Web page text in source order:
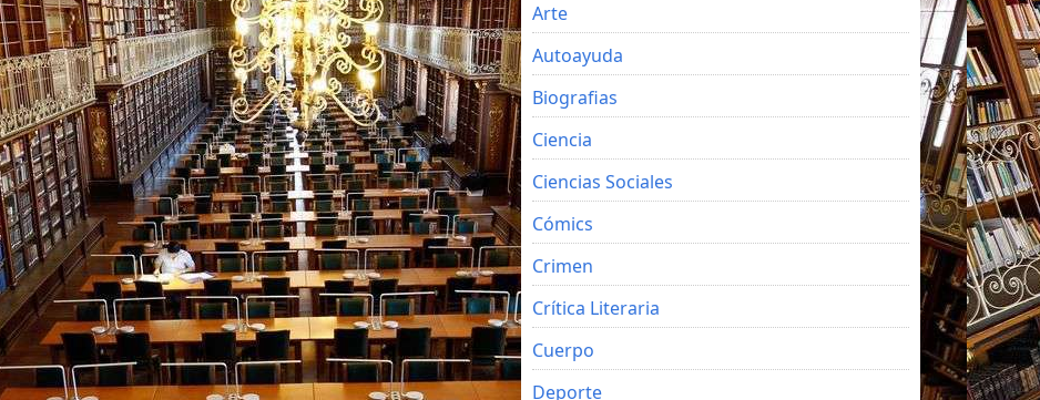
Arte
Autoayuda
Biografias
Ciencia
Ciencias Sociales
Cómics
Crimen
Crítica Literaria
Cuerpo
Deporte